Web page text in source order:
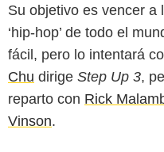
Su objetivo es vencer a
‘hip-hop’ de todo el
fácil, pero lo intentará
Chu dirige Step Up 3,
reparto con Rick
Vinson.